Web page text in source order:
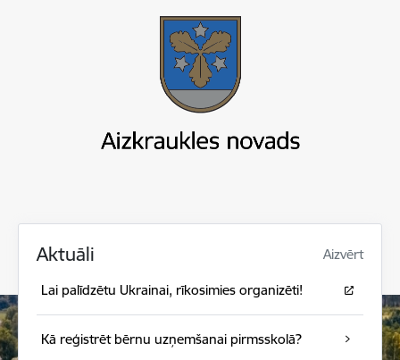
Aktuāli Aizvērt
Lai palīdzētu Ukrainai, rīkosimies organizēti!
Kā reģistrēt bērnu uzņemšanai pirmsskolā?